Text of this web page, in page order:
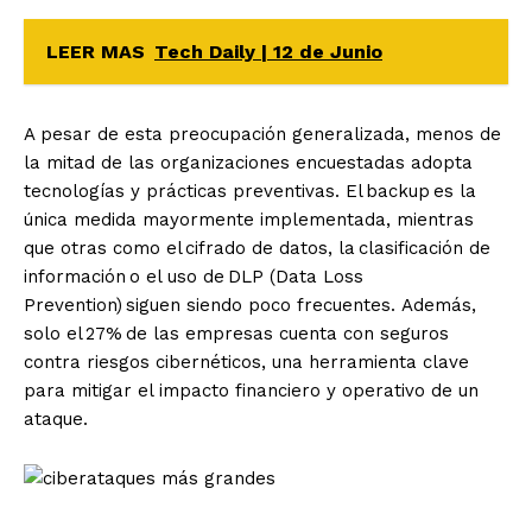
LEER MAS Tech Daily | 12 de Junio
A pesar de esta preocupación generalizada, menos de
la mitad de las organizaciones encuestadas adopta
tecnologías y prácticas preventivas. El backup es la
única medida mayormente implementada, mientras
que otras como el cifrado de datos, la clasificación de
información o el uso de DLP (Data Loss
Prevention) siguen siendo poco frecuentes. Además,
solo el 27% de las empresas cuenta con seguros
contra riesgos cibernéticos, una herramienta clave
para mitigar el impacto financiero y operativo de un
ataque.